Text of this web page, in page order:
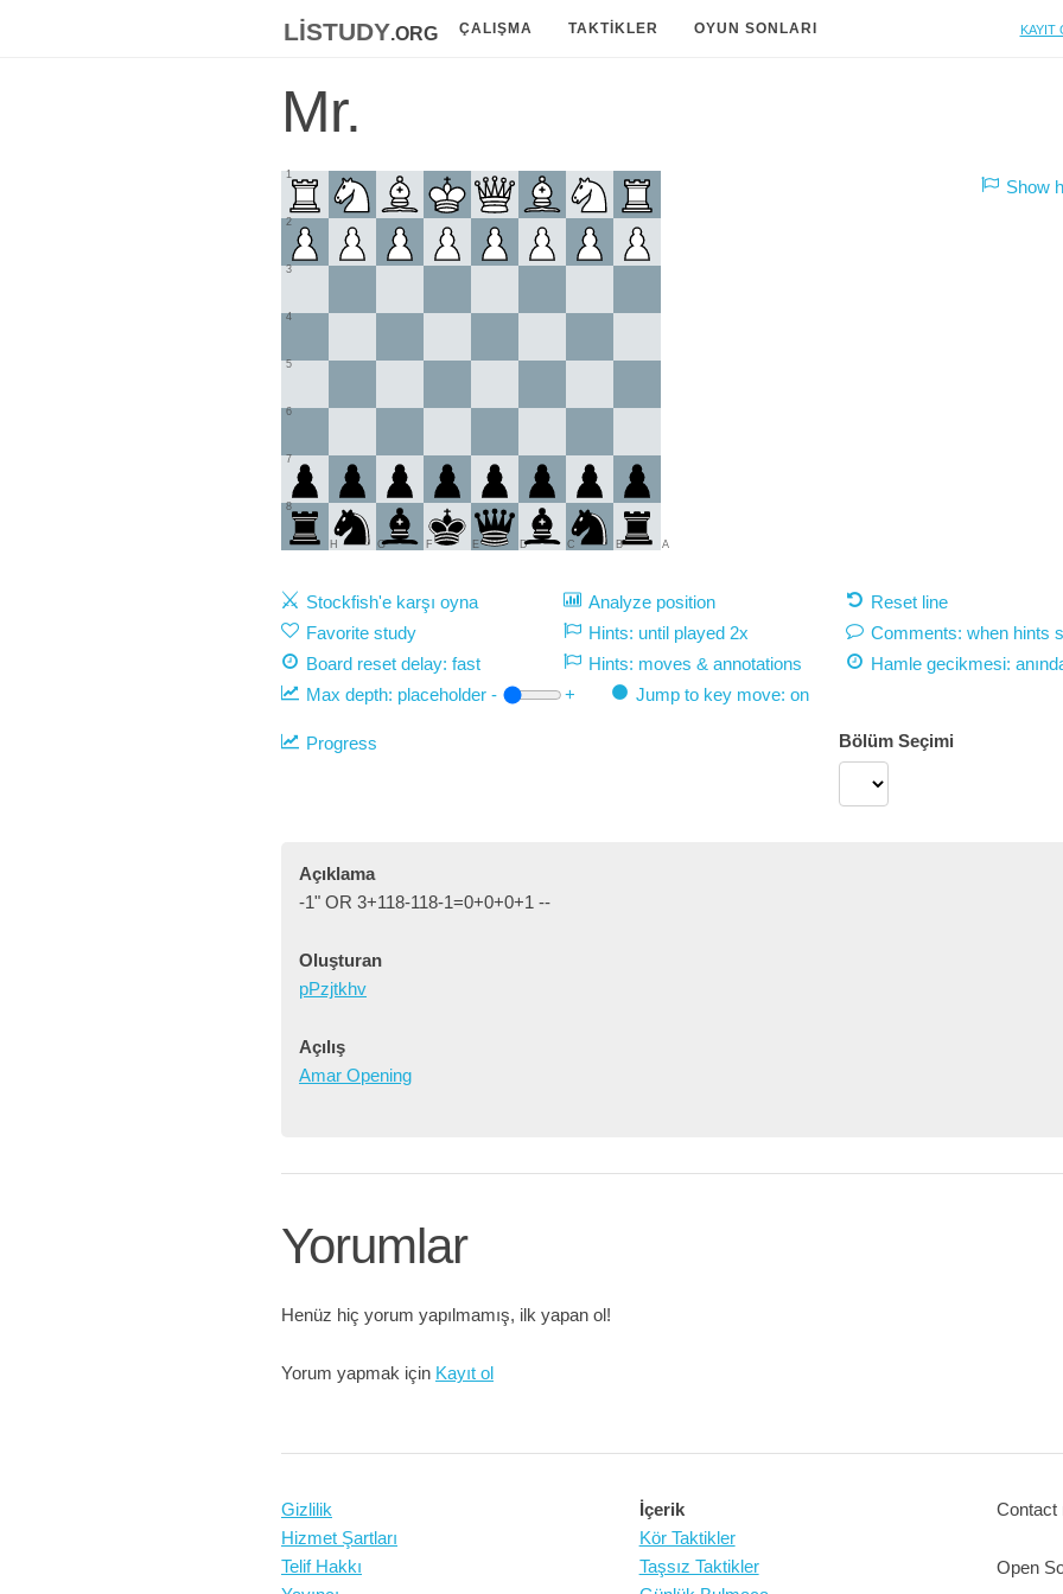
listudy.org ÇALIŞMA TAKTIKLER OYUN SONLARI Kayıt
Mr.
1
2
3
4
5
6
7
8
A
B
C
D
E
F
G
H
Show
Stockfish'e karşı oyna Analyze position
Reset line
Favorite study
Hints: until played 2x
Comments: when hints
Board reset delay: fast
Hints: moves & annotations Hamle gecikmesi:
Max depth: placeholder - + Jump to key move: on
Progress Bölüm Seçimi
Açıklama
-1" OR 3+118-118-1=0+0+0+1 --
Oluşturan
pPzjtkhv
Açılış
Amar Opening
Yorumlar
Henüz hiç yorum yapılmamış, ilk yapan ol!
Yorum yapmak için Kayıt ol
Gizlilik
Hizmet Şartları
Telif Hakkı
İçerik
Kör Taktikler
Taşsız Taktikler
Contact
Open